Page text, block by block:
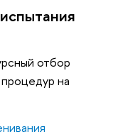
отбор
на